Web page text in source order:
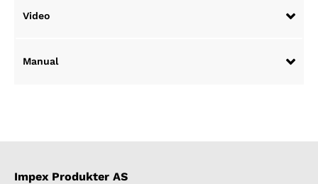
Video
Manual
Impex Produkter AS